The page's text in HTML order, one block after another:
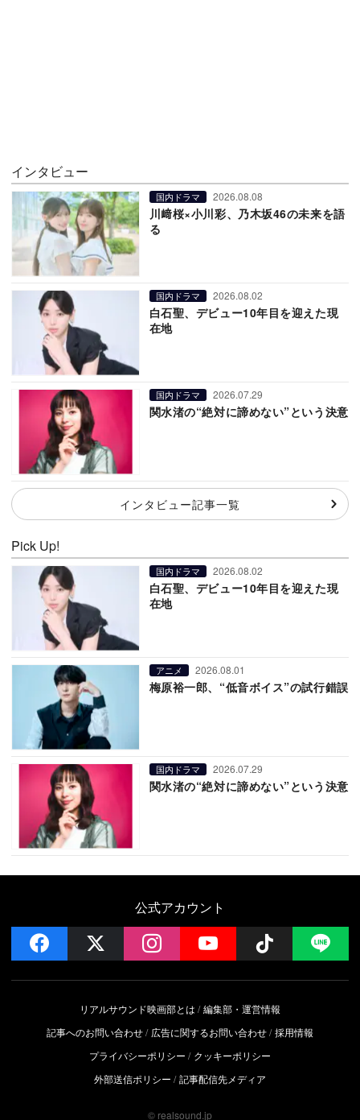
インタビュー
国内ドラマ 2026.08.08
川﨑桜×小川彩、乃木坂46の未来を語
る
国内ドラマ 2026.08.02
白石聖、デビュー10年目を迎えた現
在地
国内ドラマ 2026.07.29
関水渚の“絶対に諦めない”という決意
インタビュー記事一覧
Pick Up!
国内ドラマ 2026.08.02
白石聖、デビュー10年目を迎えた現
在地
アニメ 2026.08.01
梅原裕一郎、“低音ボイス”の試行錯誤
国内ドラマ 2026.07.29
関水渚の“絶対に諦めない”という決意
公式アカウント
facebook instagramYouTube Follow
リアルサウンド映画部とは
編集部・運営情報
記事へのお問い合わせ
広告に関するお問い合わせ 採用情報
プライバシーポリシー
クッキーポリシー
外部送信ポリシー
記事配信先メディア
© realsound.jp